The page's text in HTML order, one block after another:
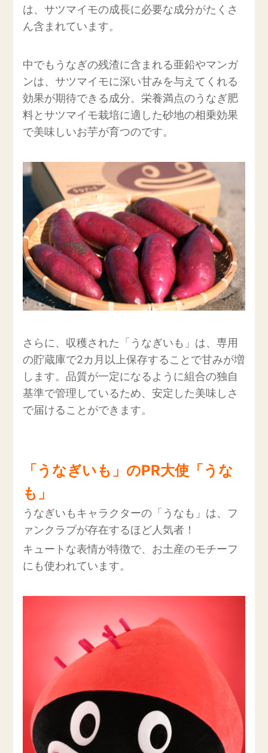
は、サツマイモの成長に必要な成分がたくさ
ん含まれています。
中でもうなぎの残渣に含まれる亜鉛やマンガ
ンは、サツマイモに深い甘みを与えてくれる
効果が期待できる成分。栄養満点のうなぎ肥
料とサツマイモ栽培に適した砂地の相乗効果
で美味しいお芋が育つのです。
さらに、収穫された「うなぎいも」は、専用
の貯蔵庫で2カ月以上保存することで甘みが増
します。品質が一定になるように組合の独自
基準で管理しているため、安定した美味しさ
で届けることができます。
「うなぎいも」のPR大使「うな
も」
うなぎいもキャラクターの「うなも」は、フ
ァンクラブが存在するほど人気者！
キュートな表情が特徴で、お土産のモチーフ
にも使われています。